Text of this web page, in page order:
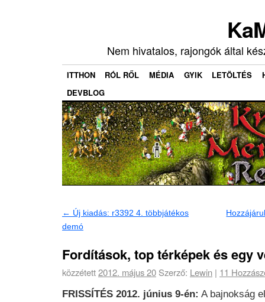
Nem hivatalos, rajongók által
ITTHON RÓL RŐL MÉDIA GYIK LETÖLTÉS
DEVBLOG
← Új kiadás: r3392 4. többjátékos
demó
Fordítások, top térképek és egy
közzétett2012. május 20 Szerző: Lewin | 11
FRISSÍTÉS 2012. június 9-én: A bajnokság